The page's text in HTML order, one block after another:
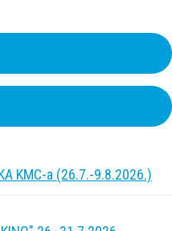
KMC-a (26.7.-9.8.2026.)